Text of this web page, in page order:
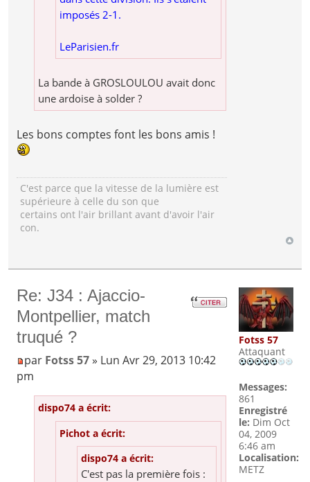
imposés 2-1.
LeParisien.fr
La bande à GROSLOULOU avait donc
une ardoise à solder ?
Les bons comptes font les bons amis !
C'est parce que la vitesse de la lumière est
supérieure à celle du son que
certains ont l'air brillant avant d'avoir l'air
con.
Re: J34 : Ajaccio-
Montpellier, match
truqué ?
par Fotss 57» Lun Avr 29, 2013 10:42
pm
dispo74 a écrit:
Pichot a écrit:
dispo74 a écrit:
C'est pas la première fois :
Fotss 57
Attaquant
Messages:
861
Enregistré
le: Dim Oct
04, 2009
6:46 am
Localisation:
METZ